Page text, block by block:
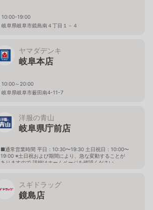
10:00-19:00
岐阜県岐阜市鏡島南４丁目１－４
ヤマダデンキ
岐阜本店
10:00～20:00
岐阜県岐阜市薮田南4-11-7
洋服の青山
岐阜県庁前店
■通常営業時間 平日：10:30〜19:30 土日祝日：10:00〜
19:00 ※土日祝および期間により、急な変動することが
ありますので 詳細はホームページを確認ください
スギドラッグ
鏡島店